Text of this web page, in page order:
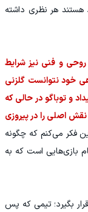
هستند هر نظری داشته
روحی و فنی نیز شرایط
خود نتوانست گلزنی
و توباگو در حالی که
اصلی را در پیروزی
فکر می‌کنم که چگونه
بازی‌هایی است که به
بگیرد؛ تیمی که پس